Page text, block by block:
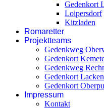
Gedenkort
Loipersdorf
Kitzladen
Romaretter
Projektteams
Gedenkweg
Gedenkort
Gedenkweg
Gedenkort
Gedenkort
Impressum
Kontakt